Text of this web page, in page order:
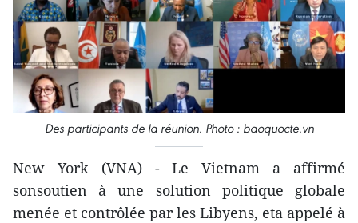
Des participants de la réunion. Photo : baoquocte.vn
New York (VNA) - Le Vietnam a affirmé
sonsoutien à une solution politique globale
menée et contrôlée par les Libyens, eta appelé à